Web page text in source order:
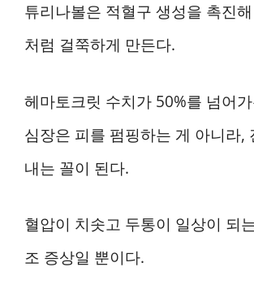
튜리나볼은 적혈구 생성을 촉진
처럼 걸쭉하게 만든다.
헤마토크릿 수치가 50%를 넘어
심장은 피를 펌핑하는 게 아니라,
내는 꼴이 된다.
혈압이 치솟고 두통이 일상이 되
조 증상일 뿐이다.